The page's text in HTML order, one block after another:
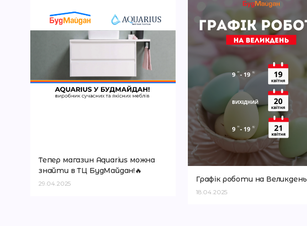
Тепер магазин Aquarius можна
знайти в ТЦ БудМайдан!🔥
29.04.2025
Графік роботи на Великдень
18.04.2025